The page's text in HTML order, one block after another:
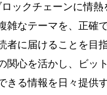
ックチェーンに情熱
雑なテーマを、正確
者に届けることを目
関心を活かし、ビッ
きる情報を日々提供